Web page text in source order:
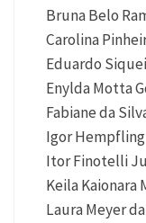
Bruna Belo
Carolina
Eduardo
Enylda Motta
Fabiane da
Igor Hempfling
Itor Finotelli
Keila Kaionara
Laura Meyer